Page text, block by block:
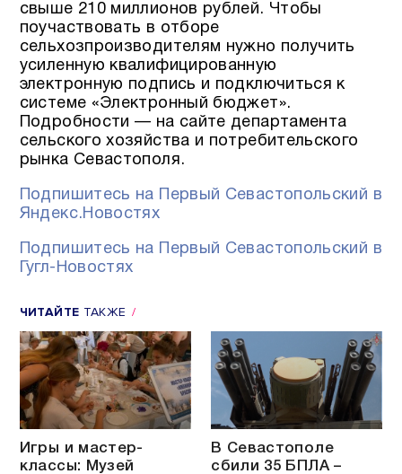
свыше 210 миллионов рублей. Чтобы
поучаствовать в отборе
сельхозпроизводителям нужно получить
усиленную квалифицированную
электронную подпись и подключиться к
системе «Электронный бюджет».
Подробности — на сайте департамента
сельского хозяйства и потребительского
рынка Севастополя.
Подпишитесь на Первый Севастопольский в
Яндекс.Новостях
Подпишитесь на Первый Севастопольский в
Гугл-Новостях
ЧИТАЙТЕ ТАКЖЕ
Игры и мастер-
классы: Музей
В Севастополе
сбили 35 БПЛА –